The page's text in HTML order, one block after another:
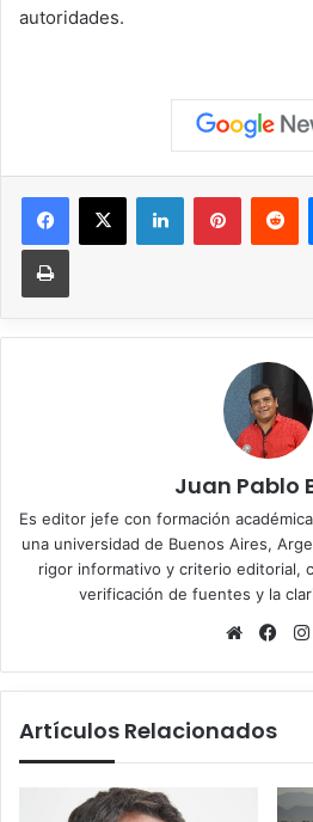
autoridades.
Facebook
X LinkedInPinterest
Imprimir
Juan Pablo
Es editor jefe con formación
una universidad de Buenos Aires,
rigor informativo y criterio editorial,
verificación de fuentes y la
Sitio
Artículos Relacionados